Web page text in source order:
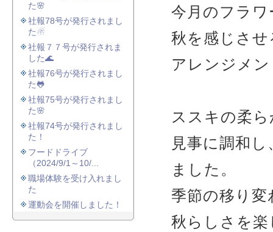
今月のフラ
秋を感じさ
アレンジメ
ススキの柔
見事に調和
ました。
季節の移り
秋らしさを
た🌸
社報78号が発行されまし
た☃
社報７７号が発行されま
した🌊
社報76号が発行されまし
た🐸
社報75号が発行されまし
た🌸
社報74号が発行されまし
た！
フードドライブ
（2024/9/1～10/...
職場体験を受け入れまし
た
運動会を開催しました！